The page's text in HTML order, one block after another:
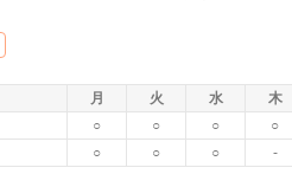
月 火 水
木
○ ○ ○
○
○ ○ ○ -